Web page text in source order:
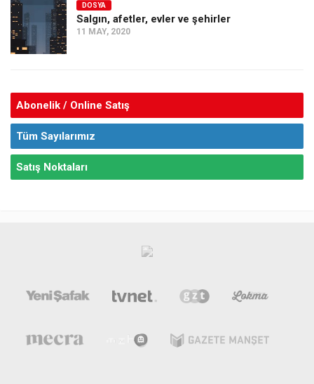
DOSYA
Salgın, afetler, evler ve şehirler
11 MAY, 2020
Abonelik / Online Satış
Tüm Sayılarımız
Satış Noktaları